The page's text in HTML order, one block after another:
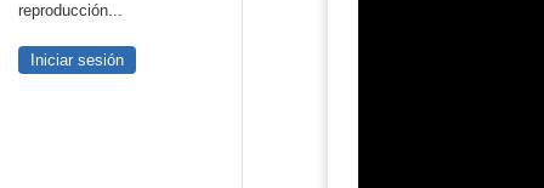
reproducción...
Iniciar sesión